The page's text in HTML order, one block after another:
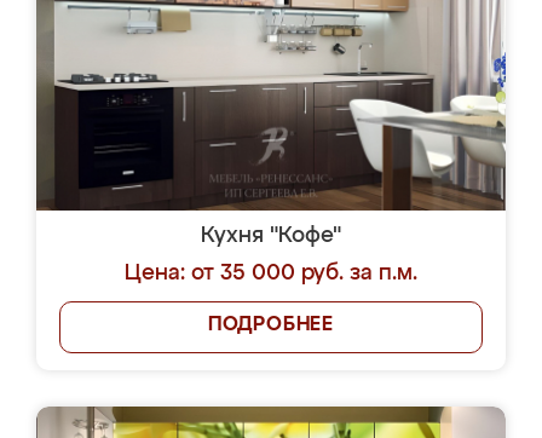
Кухня "Кофе"
Цена: от 35 000 руб. за п.м.
ПОДРОБНЕЕ